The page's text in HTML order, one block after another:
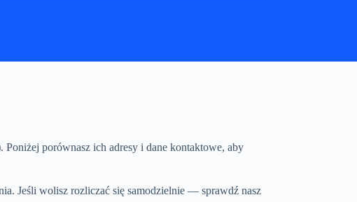
porównasz ich adresy i dane kontaktowe, aby
Jeśli wolisz rozliczać się samodzielnie — sprawdź nasz